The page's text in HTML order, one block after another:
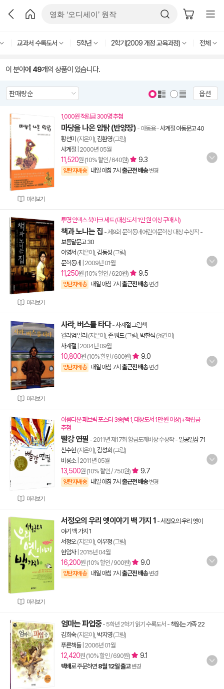
교과서 수록도서 5학년 2학기(2009 개정 교육과정) 전체
이 분야에 49개의 상품이 있습니다.
옵션
미리보기
1,000원 적립금 300명 추첨
마당을 나온 암탉 (반양장) - 아동용-사계절 아동문고 40
황선미 (지은이), 김환영(그림)
사계절 2000년 05월
11,520원 (10% 할인 / 640원) 9.3
양탄자배송 내일 아침 7시 출근전 배송 변경
미리보기
투명 인덱스 북마크 세트 (대상도서 1만 원 이상 구매 시)
책과 노니는 집 - 제9회 문학동네어린이문학상 대상 수상작-
보름달문고 30
이영서 (지은이), 김동성 (그림)
문학동네
2009년 01월
11,250원 (10% 할인 / 620원) 9.5
양탄자배송 내일 아침 7시 출근전 배송 변경
미리보기
사라, 버스를 타다-사계절 그림책
윌리엄 밀러 (지은이), 존 워드(그림), 박찬석 (옮긴이)
사계절 2004년 09월
10,800원 (10% 할인 / 600원) 9.0
양탄자배송 내일 아침 7시 출근전 배송 변경
미리보기
아름다운 패브릭 포스터 3종(택 1, 대상도서 1만 원 이상)+적립금
추첨
빨강 연필 - 2011년 제17회 황금도깨비상 수상작- 일공일삼 71
신수현 (지은이), 김성희 (그림)
비룡소| 2011년 05월
13,500원 (10% 할인 / 750원) 9.7
양탄자배송 내일 아침 7시 출근전 배송 변경
미리보기
서정오의 우리 옛이야기 백 가지 1 -서정오의 우리 옛이
야기 백 가지 1
서정오(지은이), 이우정 (그림)
현암사| 2015년 04월
16,200원 (10% 할인 / 900원) 9.0
양탄자배송 내일 아침 7시 출근전 배송 변경
엄마는 파업중- 5학년 2학기 읽기 수록도서 - 책읽는 가족 22
김희숙(지은이), 박지영(그림)
푸른책들| 2006년 01월
12,420원 (10% 할인 / 690원) 9.1
택배로 주문하면 8월 12일 출고 변경